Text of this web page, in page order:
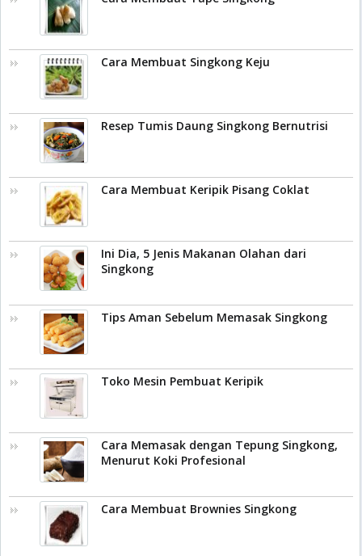
Cara Membuat Singkong Keju
Resep Tumis Daung Singkong Bernutrisi
Cara Membuat Keripik Pisang Coklat
Ini Dia, 5 Jenis Makanan Olahan dari
Singkong
Tips Aman Sebelum Memasak Singkong
Toko Mesin Pembuat Keripik
Cara Memasak dengan Tepung Singkong,
Menurut Koki Profesional
Cara Membuat Brownies Singkong